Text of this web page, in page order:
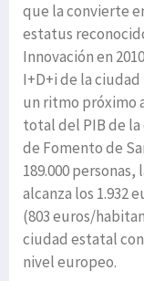
que la convierte
estatus
Innovación en
I+D+i de la
un ritmo próximo
total del PIB de
de Fomento de
189.000
alcanza los 1.932
(803 euros/
ciudad estatal
nivel europeo.